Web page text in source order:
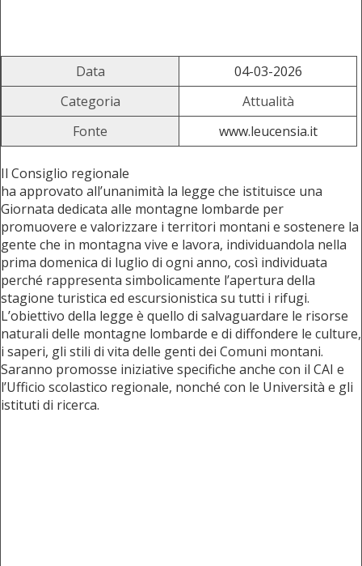
Data
04-03-2026
Categoria
Attualità
Fonte
www.leucensia.it
Il Consiglio regionale
ha approvato all’unanimità la legge che istituisce una
Giornata dedicata alle montagne lombarde per
promuovere e valorizzare i territori montani e sostenere la
gente che in montagna vive e lavora, individuandola nella
prima domenica di luglio di ogni anno, così individuata
perché rappresenta simbolicamente l’apertura della
stagione turistica ed escursionistica su tutti i rifugi.
L’obiettivo della legge è quello di salvaguardare le risorse
naturali delle montagne lombarde e di diffondere le culture,
i saperi, gli stili di vita delle genti dei Comuni montani.
Saranno promosse iniziative specifiche anche con il CAI e
l’Ufficio scolastico regionale, nonché con le Università e gli
istituti di ricerca.